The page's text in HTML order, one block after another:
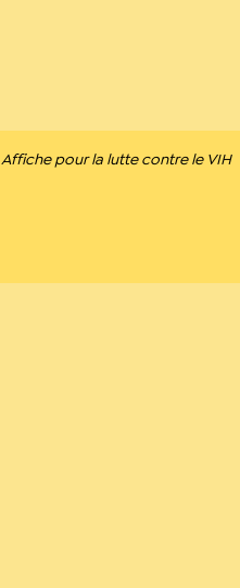
Affiche pour la lutte contre le VIH